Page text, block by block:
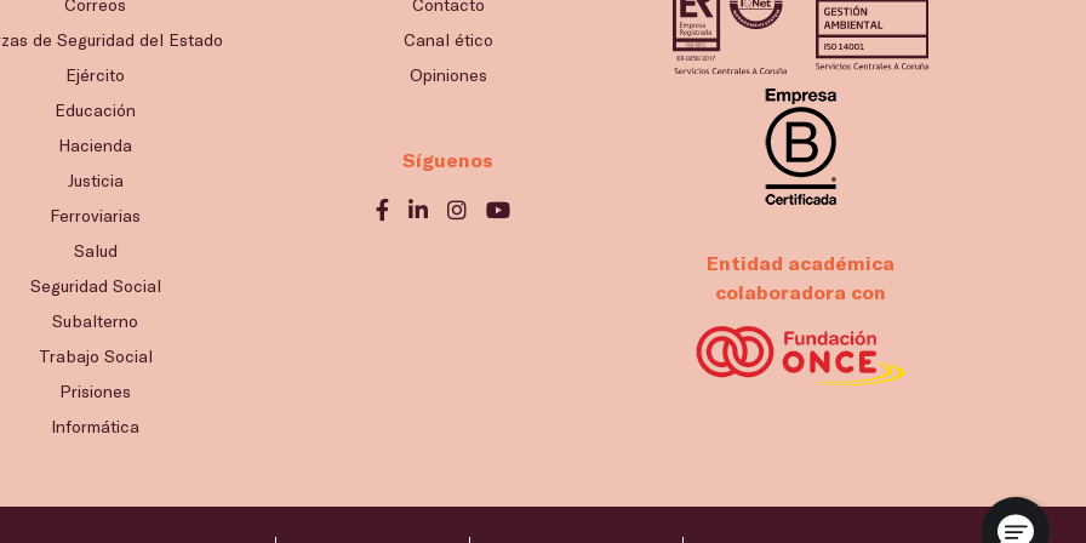
Correos
de Seguridad del Estado
Ejército
Educación
Hacienda
Justicia
Ferroviarias
Salud
Seguridad Social
Subalterno
Trabajo Social
Prisiones
Informática
Contacto
Canal ético
Opiniones
Síguenos
Entidad académica
colaboradora con